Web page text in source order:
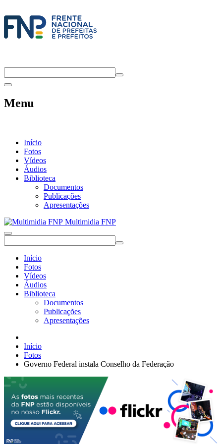
Menu
Início
Fotos
Vídeos
Áudios
Biblioteca
Documentos
Publicações
Apresentações
Multimidia FNP
Início
Fotos
Vídeos
Áudios
Biblioteca
Documentos
Publicações
Apresentações
Início
Fotos
Governo Federal instala Conselho da Federação